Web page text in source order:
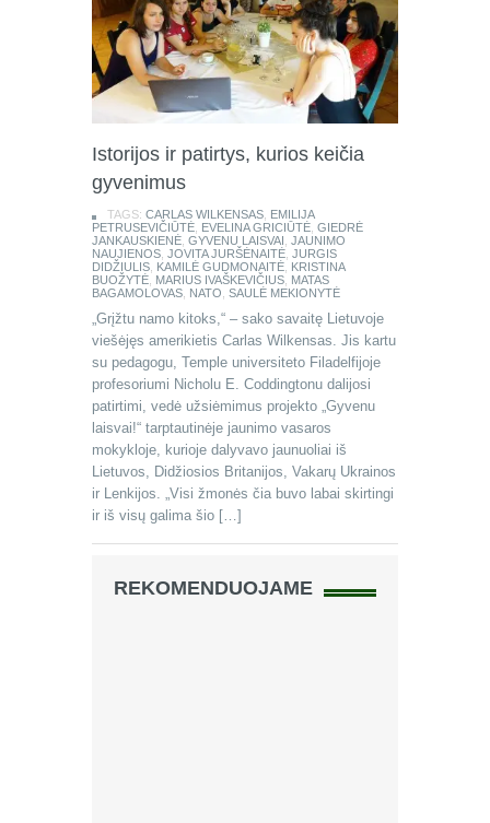
Istorijos ir patirtys, kurios keičia
gyvenimus
TAGS: CARLAS WILKENSAS EMILIJA
PETRUSEVIČIŪTĖ EVELINA GRICIŪTĖ GIEDRĖ
JANKAUSKIENĖ GYVENU LAISVAI JAUNIMO
NAUJIENOS JOVITA JURŠĖNAITĖ JURGIS
DIDŽIULIS KAMILĖ GUDMONAITĖ KRISTINA
BUOŽYTĖ MARIUS IVAŠKEVIČIUS MATAS
BAGAMOLOVAS NATO SAULĖ MEKIONYTĖ
„Grįžtu namo kitoks,“ – sako savaitę Lietuvoje
viešėjęs amerikietis Carlas Wilkensas. Jis kartu
su pedagogu, Temple universiteto Filadelfijoje
profesoriumi Nicholu E. Coddingtonu dalijosi
patirtimi, vedė užsiėmimus projekto „Gyvenu
laisvai!“ tarptautinėje jaunimo vasaros
mokykloje, kurioje dalyvavo jaunuoliai iš
Lietuvos, Didžiosios Britanijos, Vakarų Ukrainos
ir Lenkijos. „Visi žmonės čia buvo labai skirtingi
ir iš visų galima šio […]
REKOMENDUOJAME